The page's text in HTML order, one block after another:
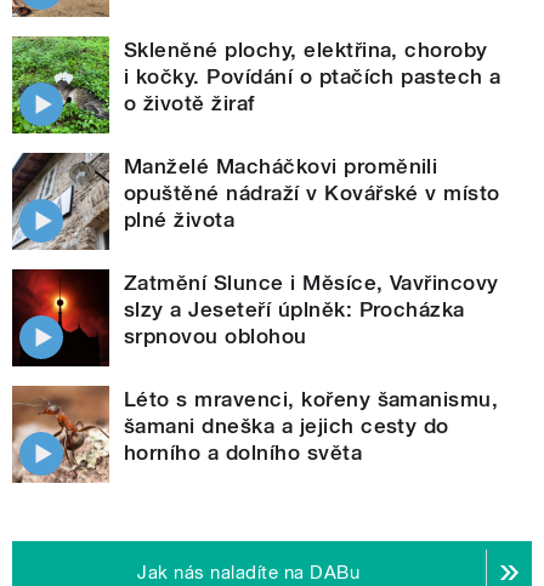
Skleněné plochy, elektřina, choroby
i kočky. Povídání o ptačích pastech a
o životě žiraf
Manželé Macháčkovi proměnili
opuštěné nádraží v Kovářské v místo
plné života
Zatmění Slunce i Měsíce, Vavřincovy
slzy a Jeseteří úplněk: Procházka
srpnovou oblohou
Léto s mravenci, kořeny šamanismu,
šamani dneška a jejich cesty do
horního a dolního světa
Jak nás naladíte na DABu